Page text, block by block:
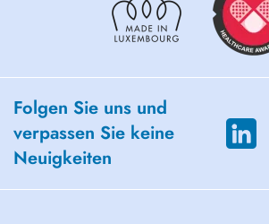
Folgen Sie uns und
verpassen Sie keine
Neuigkeiten